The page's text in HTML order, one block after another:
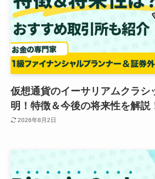
仮想通貨のイーサリアムクラシ
明！特徴＆今後の将来性を解説
2026年8月2日